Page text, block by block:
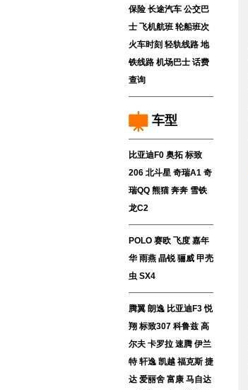
保险 长途汽车 公交巴
士 飞机航班 轮船班次
火车时刻 轻轨线路 地
铁线路 机场巴士 话费
查询
车型
比亚迪F0 奥拓 标致
206 北斗星 奇瑞A1 奇
瑞QQ 熊猫 奔奔 雪铁
龙C2
POLO 赛欧 飞度 嘉年
华 雨燕 晶锐 骊威 甲壳
虫 SX4
腾翼 朗逸 比亚迪F3 悦
翔 标致307 科鲁兹 高
尔夫 卡罗拉 速腾 伊兰
特 轩逸 凯越 福克斯 捷
达 爱丽舍 富康 马自达